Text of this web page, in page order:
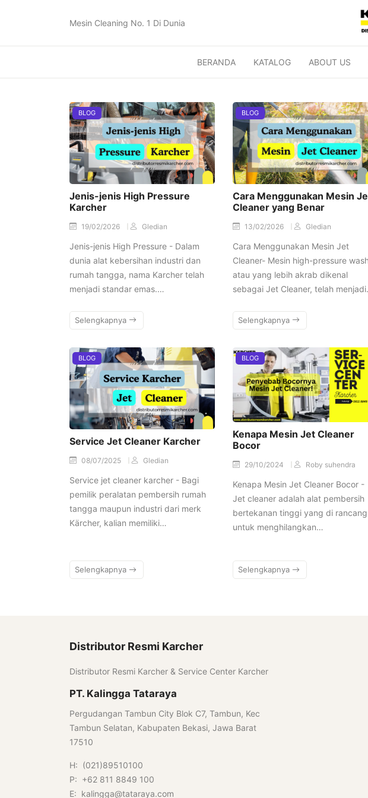
Mesin Cleaning No. 1 Di Dunia
BERANDA KATALOG ABOUT US
BLOG
Jenis-jenis High Pressure
Karcher
19/02/2026 Gledian
Jenis-jenis High Pressure - Dalam
dunia alat kebersihan industri dan
rumah tangga, nama Karcher telah
menjadi standar emas.…
Selengkapnya
BLOG
Cara Menggunakan Mesin
Cleaner yang Benar
13/02/2026 Gledian
Cara Menggunakan Mesin Jet
Cleaner- Mesin high-pressure
atau yang lebih akrab dikenal
sebagai Jet Cleaner, telah
Selengkapnya
BLOG
Service Jet Cleaner Karcher
08/07/2025 Gledian
Service jet cleaner karcher - Bagi
pemilik peralatan pembersih rumah
tangga maupun industri dari merk
Kärcher, kalian memiliki…
Selengkapnya
BLOG
Kenapa Mesin Jet Cleaner
Bocor
29/10/2024 Roby suhendra
Kenapa Mesin Jet Cleaner Bocor -
Jet cleaner adalah alat pembersih
bertekanan tinggi yang di rancang
untuk menghilangkan…
Selengkapnya
Distributor Resmi Karcher
Distributor Resmi Karcher & Service Center Karcher
PT. Kalingga Tataraya
Pergudangan Tambun City Blok C7, Tambun, Kec
Tambun Selatan, Kabupaten Bekasi, Jawa Barat
17510
H: (021)89510100
P: +62 811 8849 100
E: kalingga@tataraya.com